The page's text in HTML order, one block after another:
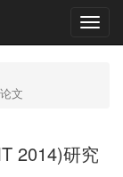
文
2014)研究